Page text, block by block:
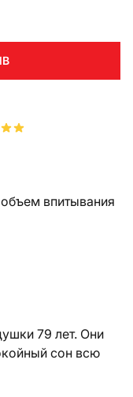
впитывания
79 лет. Они
сон всю